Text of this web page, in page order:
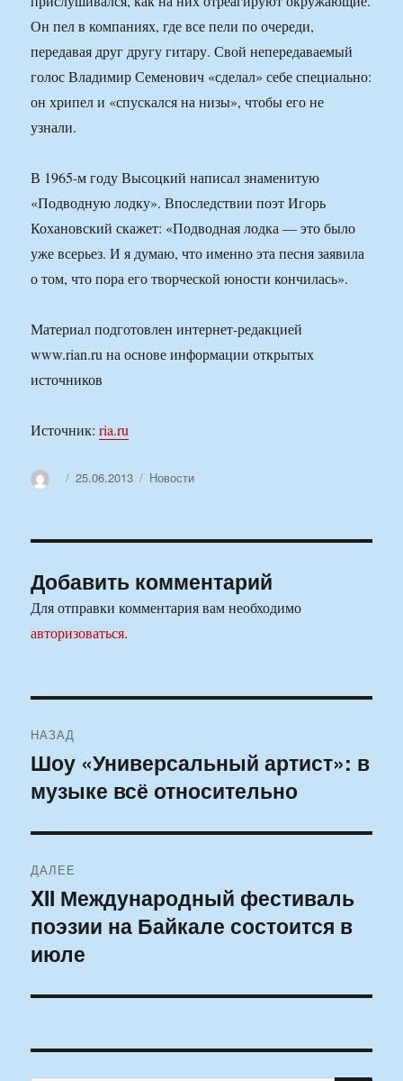
Он пел в компаниях, где все пели по очереди,
передавая друг другу гитару. Свой непередаваемый
голос Владимир Семенович «сделал» себе специально:
он хрипел и «спускался на низы», чтобы его не
узнали.
В 1965-м году Высоцкий написал знаменитую
«Подводную лодку». Впоследствии поэт Игорь
Кохановский скажет: «Подводная лодка — это было
уже всерьез. И я думаю, что именно эта песня заявила
о том, что пора его творческой юности кончилась».
Материал подготовлен интернет-редакцией
www.rian.ru на основе информации открытых
источников
Источник:ria.ru
АвторОпубликовано
25.06.2013 Рубрики
Новости
Добавить комментарий
Для отправки комментария вам необходимо
авторизоваться.
по
записям
НАЗАД
Предыдущая
запись:
Шоу «Универсальный артист»: в
музыке всё относительно
ДАЛЕЕ
Следующая
запись:
XII Международный фестиваль
поэзии на Байкале состоится в
июле